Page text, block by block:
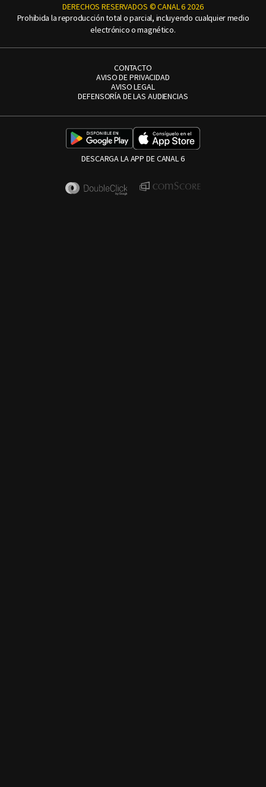
DERECHOS RESERVADOS © CANAL 6 2026
Prohibida la reproducción total o parcial, incluyendo cualquier medio
electrónico o magnético.
CONTACTO
AVISO DE PRIVACIDAD
AVISO LEGAL
DEFENSORÍA DE LAS AUDIENCIAS
DESCARGA LA APP DE CANAL 6